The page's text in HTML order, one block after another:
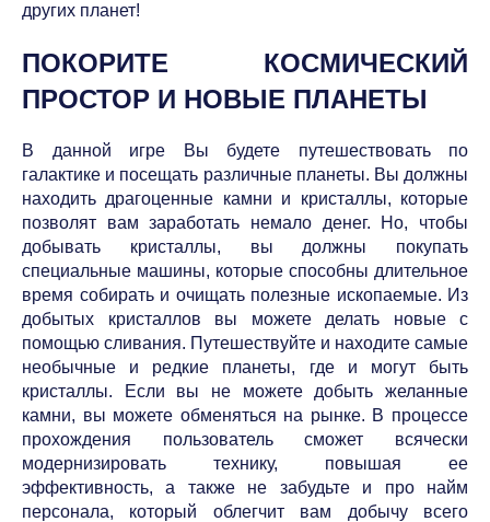
других планет!
ПОКОРИТЕ КОСМИЧЕСКИЙ
ПРОСТОР И НОВЫЕ ПЛАНЕТЫ
В данной игре Вы будете путешествовать по
галактике и посещать различные планеты. Вы должны
находить драгоценные камни и кристаллы, которые
позволят вам заработать немало денег. Но, чтобы
добывать кристаллы, вы должны покупать
специальные машины, которые способны длительное
время собирать и очищать полезные ископаемые. Из
добытых кристаллов вы можете делать новые с
помощью сливания. Путешествуйте и находите самые
необычные и редкие планеты, где и могут быть
кристаллы. Если вы не можете добыть желанные
камни, вы можете обменяться на рынке. В процессе
прохождения пользователь сможет всячески
модернизировать технику, повышая ее
эффективность, а также не забудьте и про найм
персонала, который облегчит вам добычу всего